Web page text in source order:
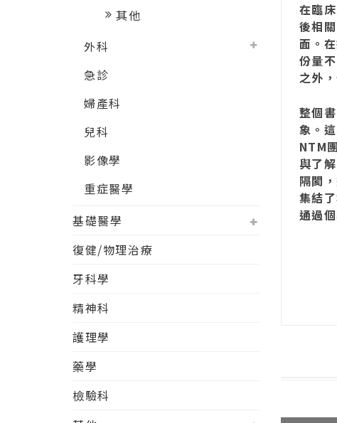
其他
外科
急診
婦產科
兒科
影像學
重症醫學
基礎醫學
復健/物理治療
牙科學
精神科
護理學
藥學
檢驗科
在臨
後相
面。
份量
之外
整個
象。
NTM
與了
隔閡
集結
通過